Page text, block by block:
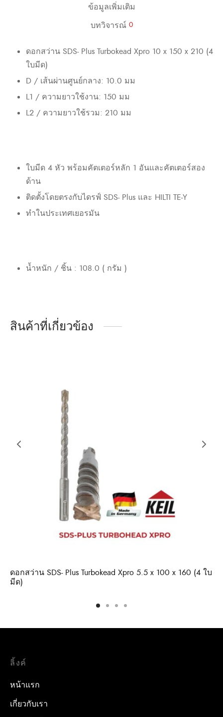
ข้อมูลเพิ่มเติม
บทวิจารณ์ 0
ดอกสว่าน SDS- Plus Turbokead Xpro 10 x 150 x 210 (4
ใบมีด)
D / เส้นผ่านศูนย์กลาง: 10.0 มม
L1 / ความยาวใช้งาน: 150 มม
L2 / ความยาวใช้รวม: 210 มม
ใบมีด 4 หัว พร้อมคัตเตอร์หลัก 1 อันและคัตเตอร์สอง
ด้าน
ติดตั้งโดยตรงกับไดรฟ์ SDS- Plus และ HILTI TE-Y
ทำในประเทศเยอรมัน
น้ำหนัก / ชิ้น : 108.0 ( กรัม )
สินค้าที่เกี่ยวข้อง
ดอกสว่าน SDS- Plus Turbokead Xpro 5.5 x 100 x 160 (4 ใบ
มีด)
ลิ้งค์
หน้าแรก
เกี่ยวกับเรา